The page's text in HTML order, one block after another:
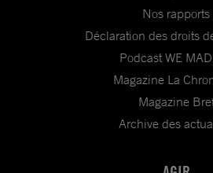
Nos rapports
Déclaration des droits
Podcast WE
Magazine La
Magazine
Archive des